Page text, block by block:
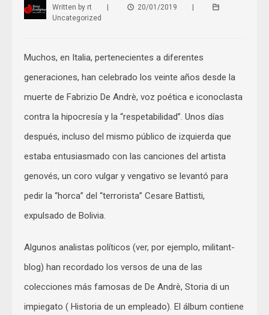
Written by rt | 20/01/2019
|
Uncategorized
Muchos, en Italia, pertenecientes a diferentes
generaciones, han celebrado los veinte años desde la
muerte de Fabrizio De Andrè, voz poética e iconoclasta
contra la hipocresía y la “respetabilidad”. Unos días
después, incluso del mismo público de izquierda que
estaba entusiasmado con las canciones del artista
genovés, un coro vulgar y vengativo se levantó para
pedir la “horca” del “terrorista” Cesare Battisti,
expulsado de Bolivia.
Algunos analistas políticos (ver, por ejemplo, militant-
blog) han recordado los versos de una de las
colecciones más famosas de De Andrè, Storia di un
impiegato ( Historia de un empleado). El álbum contiene